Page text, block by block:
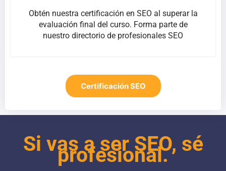
Obtén nuestra certificación en SEO al superar la
evaluación final del curso. Forma parte de
nuestro directorio de profesionales SEO
Certificación SEO
Si vas a ser SEO, sé
profesional.